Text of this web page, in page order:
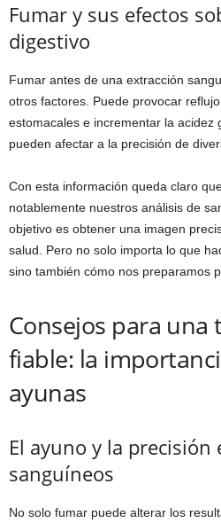
Fumar y sus efectos
digestivo
Fumar antes de una extracción
otros factores. Puede provocar
estomacales e incrementar la acidez
pueden afectar a la precisión de
Con esta información queda claro
notablemente nuestros análisis de
objetivo es obtener una imagen
salud. Pero no solo importa lo que
sino también cómo nos preparamos
Consejos para una
fiable: la
ayunas
El ayuno y la precisión
sanguíneos
No solo fumar puede alterar los